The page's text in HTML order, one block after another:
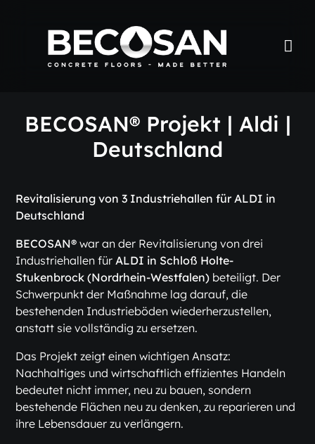
BECOSAN® Projekt | Aldi |
Deutschland
Revitalisierung von 3 Industriehallen für ALDI in
Deutschland
BECOSAN® war an der Revitalisierung von drei
Industriehallen fürALDI in Schloß Holte-
Stukenbrock (Nordrhein-Westfalen) beteiligt. Der
Schwerpunkt der Maßnahme lag darauf, die
bestehenden Industrieböden wiederherzustellen,
anstatt sie vollständig zu ersetzen.
Das Projekt zeigt einen wichtigen Ansatz:
Nachhaltiges und wirtschaftlich effizientes Handeln
bedeutet nicht immer, neu zu bauen, sondern
bestehende Flächen neu zu denken, zu reparieren und
ihre Lebensdauer zu verlängern.